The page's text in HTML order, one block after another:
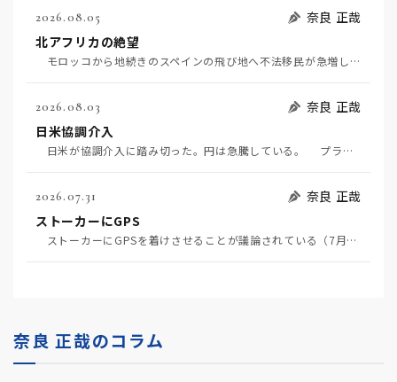
2026.08.05
奈良 正哉
北アフリカの絶望
モロッコから地続きのスペインの飛び地へ不法移民が急増していて、当地の大問題となっている。「海を泳い…
2026.08.03
奈良 正哉
日米協調介入
日米が協調介入に踏み切った。円は急騰している。 プラザ合意以降、協調介入は為替相場の転機になって…
2026.07.31
奈良 正哉
ストーカーにGPS
ストーカーにGPSを着けさせることが議論されている（7月29日日経）。反対派は「ストーカーにも人権…
奈良 正哉のコラム